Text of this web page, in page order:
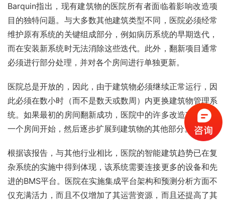
Barquin指出，现有建筑物的医院所有者面临着影响改造项
目的独特问题。与大多数其他建筑类型不同，医院必须经常
维护原有系统的关键组成部分，例如病历系统的早期迭代，
而在安装新系统时无法消除这些迭代。此外，翻新项目通常
必须进行部分处理，并对各个房间进行单独更新。
医院总是开放的，因此，由于建筑物必须继续正常运行，因
此必须在数小时（而不是数天或数周）内更换建筑物管理系
统。如果最初的房间翻新成功，医院中的许多改造项目都从
一个房间开始，然后逐步扩展到建筑物的其他部分。”
根据该报告，与其他行业相比，医院的智能建筑趋势已在复
杂系统的实施中得到体现，该系统需要连接更多的设备和先
进的BMS平台。医院在实施集成平台架构和预测分析方面不
仅充满活力，而且不仅增加了其运营资源，而且还提高了其